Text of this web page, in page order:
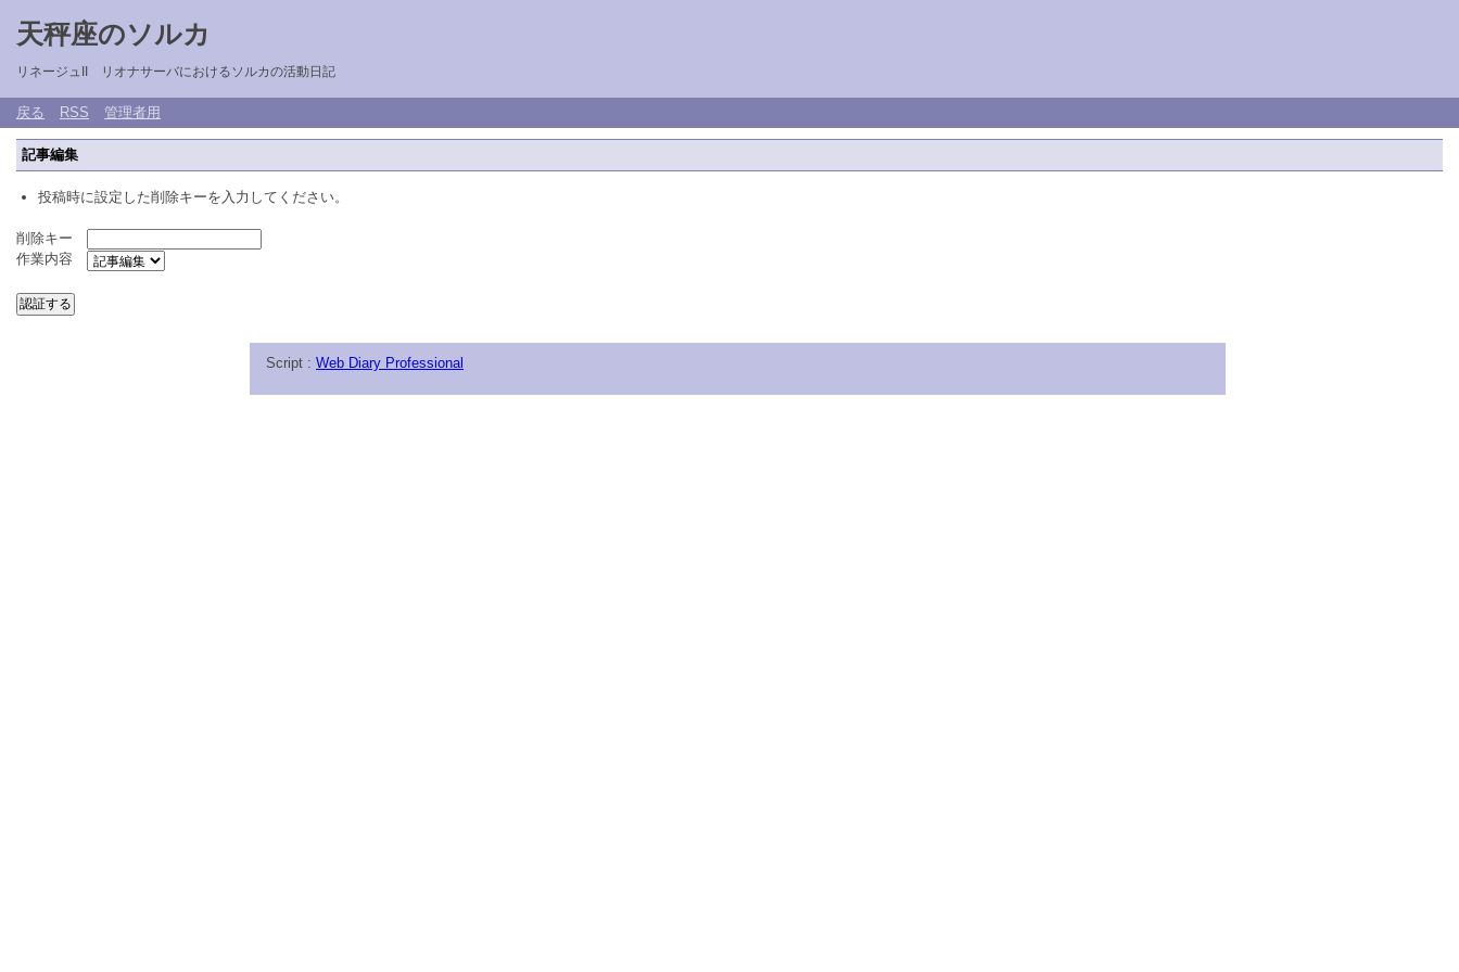
天秤座のソルカ
リネージュII リオナサーバにおけるソルカの活動日記
戻る RSS 管理者用
記事編集
投稿時に設定した削除キーを入力してください。
削除キー
作業内容
Script : Web Diary Professional